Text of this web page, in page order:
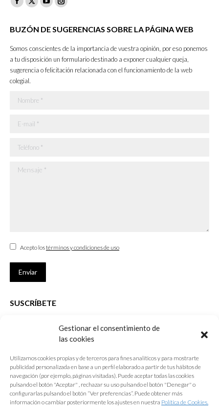
Gestionar el consentimiento de
las cookies
Utilizamos cookies propias y de terceros para fines analíticos y para mostrarte
publicidad personalizada en base a un perfil elaborado a partir de tus hábitos de
navegación (por ejemplo, páginas visitadas). Puede aceptar todas las cookies
pulsando el botón "Aceptar" , rechazar su uso pulsando el botón "Denegar" o
configurarlas pulsando el botón “Ver preferencias”. Puede obtener más
información o cambiar posteriormente los ajustes en nuestra Política de Cookies.
Facebook
opens
new
window
X
opens
new
window
YouTube
opens
new
window
Instagram
opens
in
new
window
BUZÓN DE SUGERENCIAS SOBRE LA PÁGINA WEB
Somos conscientes de la importancia de vuestra opinión, por eso ponemos
a tu disposición un formulario destinado a exponer cualquier queja,
sugerencia o felicitación relacionada con el funcionamiento de la web
colegial.
Nombre *
E-mail *
Teléfono *
Mensaje *
Acepto lostérminos y condiciones de uso
Enviar
SUSCRÍBETE
que desarrolla el Colegio de Arquitectos de Cádiz
E-mail *
Acepto lostérminos y condiciones de uso